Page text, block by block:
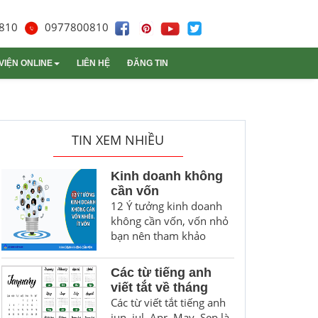
0977800810
Gạch lát nền
ONLINE
Ký hiệu
LIÊN HỆ ĐĂNG TIN
TIN XEM NHIỀU
Kinh doanh không
cần vốn
12 Ý tưởng kinh doanh
không cần vốn, vốn nhỏ
bạn nên tham khảo
Các từ tiếng anh
viết tắt về tháng
Các từ viết tắt tiếng anh